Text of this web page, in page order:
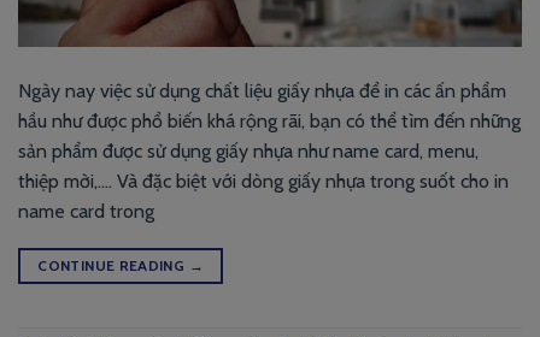
Ngày nay việc sử dụng chất liệu giấy nhựa để in các ấn phẩm
hầu như được phổ biến khá rộng rãi, bạn có thể tìm đến những
sản phẩm được sử dụng giấy nhựa như name card, menu,
thiệp mời,…. Và đặc biệt với dòng giấy nhựa trong suốt cho in
name card trong
CONTINUE READING →